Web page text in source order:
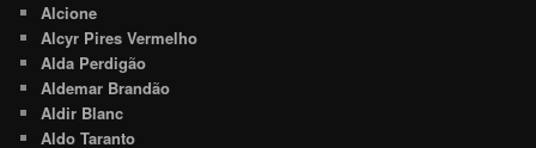
Alcione
Alcyr Pires Vermelho
Alda Perdigão
Aldemar Brandão
Aldir Blanc
Aldo Taranto